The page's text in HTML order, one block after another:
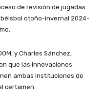
de revisión de jugadas
otoño-invernal 2024-
y Charles Sánchez,
que las innovaciones
ambas instituciones de
certamen.